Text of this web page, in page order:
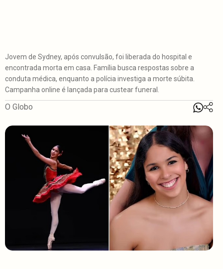
Jovem de Sydney, após convulsão, foi liberada do hospital e
encontrada morta em casa. Família busca respostas sobre a
conduta médica, enquanto a polícia investiga a morte súbita.
Campanha online é lançada para custear funeral.
O Globo